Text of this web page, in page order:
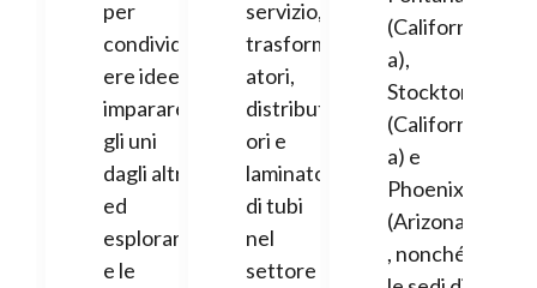
per
condivid
ere idee,
imparare
gli uni
dagli altri
ed
esplorar
e le
servizio,
trasform
atori,
distribut
ori e
laminatoi
di tubi
nel
settore
(Californi
a),
Stockton
(Californi
a) e
Phoenix
(Arizona)
, nonché